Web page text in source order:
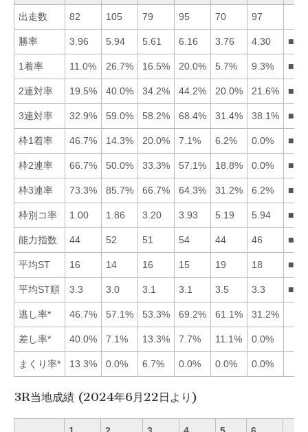
出走数 82 105 79 95 70 97
勝率 3.96 5.94 5.61 6.16 3.76 4.30
1着率 11.0% 26.7% 16.5% 20.0% 5.7% 9.3%
2連対率 19.5% 40.0% 34.2% 44.2% 20.0% 21.6%
3連対率 32.9% 59.0% 58.2% 68.4% 31.4% 38.1%
枠1着率 46.7% 14.3% 20.0% 7.1% 6.2% 0.0%
枠2連率 66.7% 50.0% 33.3% 57.1% 18.8% 0.0%
枠3連率 73.3% 85.7% 66.7% 64.3% 31.2% 6.2%
枠別コ率 1.00 1.86 3.20 3.93 5.19 5.94
能力指数 44 52 51 54 44 46
平均ST 16 14 16 15 19 18
平均ST順 3.3 3.0 3.1 3.1 3.5 3.3
逃し率* 46.7% 57.1% 53.3% 69.2% 61.1% 31.2%
差し率* 40.0% 7.1% 13.3% 7.7% 11.1% 0.0%
まくり率* 13.3% 0.0% 6.7% 0.0% 0.0% 0.0%
3R当地成績 (2024年6月22日より)